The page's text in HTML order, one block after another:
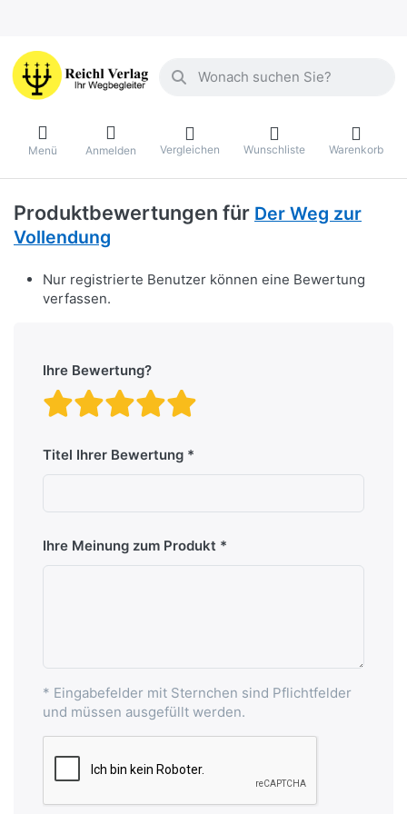
Geben Sie einen Suchbegriff ein.
Menü Anmelden Vergleichen Wunschliste Warenkorb
Produktbewertungen für Der Weg zur
Vollendung
Nur registrierte Benutzer können eine Bewertung
verfassen.
Ihre Bewertung?
Bewertung: 4 von
Bewertung: 3 von 5
Bewertung: 2 von 5
Bewertung: 1 von 5
Titel Ihrer Bewertung
Ihre Meinung zum Produkt
* Eingabefelder mit Sternchen sind Pflichtfelder
und müssen ausgefüllt werden.